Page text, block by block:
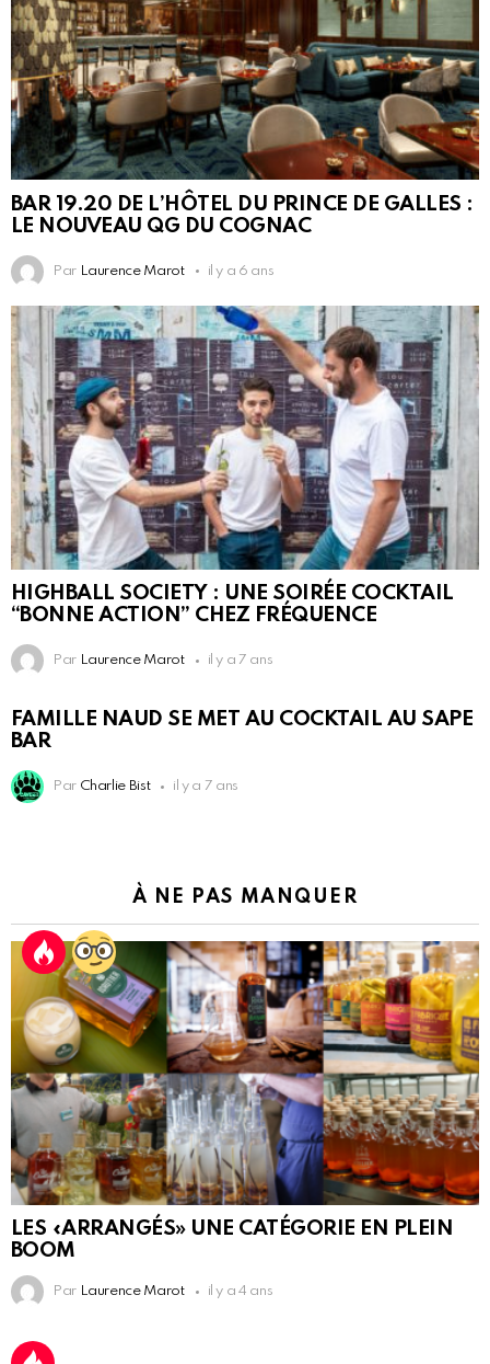
BAR 19.20 DE L’HÔTEL DU PRINCE DE GALLES :
LE NOUVEAU QG DU COGNAC
Par Laurence Marot il y a 6 ans
HIGHBALL SOCIETY : UNE SOIRÉE COCKTAIL
“BONNE ACTION” CHEZ FRÉQUENCE
Par Laurence Marot il y a 7 ans
FAMILLE NAUD SE MET AU COCKTAIL AU SAPE
BAR
Par Charlie Bist il y a 7 ans
À NE PAS MANQUER
LES «ARRANGÉS» UNE CATÉGORIE EN PLEIN
BOOM
Par Laurence Marot il y a 4 ans